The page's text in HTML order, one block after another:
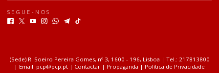
SEGUE-NOS
F
b
o
T
t
e
r
u
b
e
I
a
g
r
W
s
a
p
T
g
r
a
T
o
k
(Sede) R. Soeiro Pereira Gomes, nº 3, 1600 - 196, Lisboa | Tel.: 217813800
| Email: pcp@pcp.pt | Contactar | Propaganda | Política de Privacidade